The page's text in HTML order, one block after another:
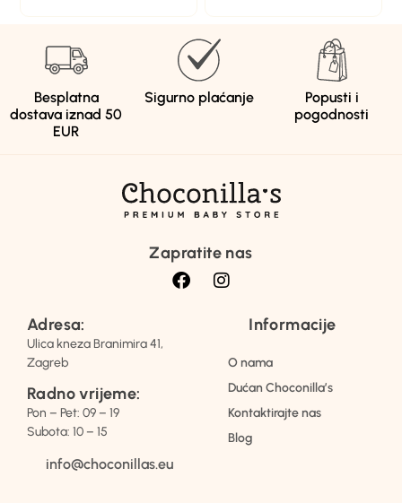
Besplatna
dostava iznad 50
EUR
Sigurno plaćanje
Popusti i
pogodnosti
Zapratite nas
Adresa:
Ulica kneza Branimira 41,
Zagreb
Radno vrijeme:
Pon – Pet: 09 – 19
Subota: 10 – 15
info@choconillas.eu
Informacije
O nama
Dućan Choconilla’s
Kontaktirajte nas
Blog